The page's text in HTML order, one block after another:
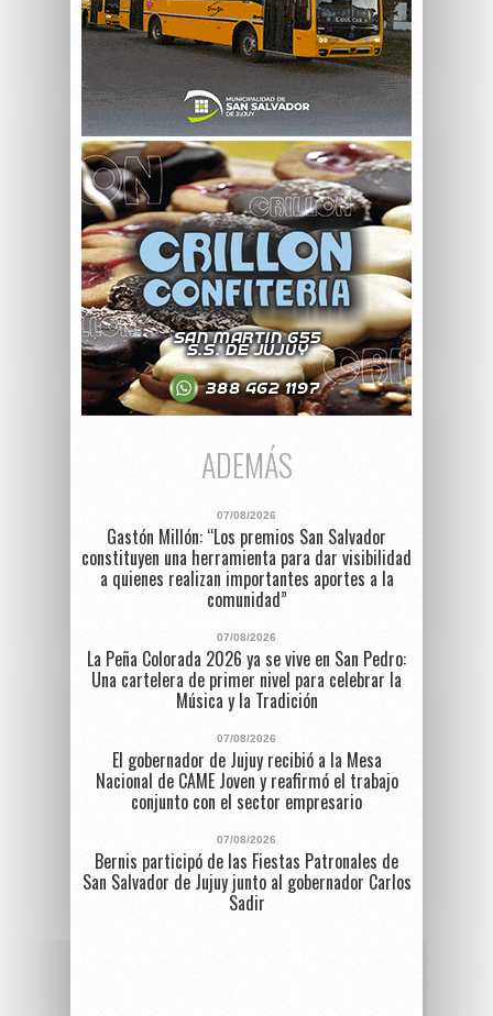
ADEMÁS
07/08/2026
Gastón Millón: “Los premios San Salvador
constituyen una herramienta para dar visibilidad
a quienes realizan importantes aportes a la
comunidad”
07/08/2026
La Peña Colorada 2026 ya se vive en San Pedro:
Una cartelera de primer nivel para celebrar la
Música y la Tradición
07/08/2026
El gobernador de Jujuy recibió a la Mesa
Nacional de CAME Joven y reafirmó el trabajo
conjunto con el sector empresario
07/08/2026
Bernis participó de las Fiestas Patronales de
San Salvador de Jujuy junto al gobernador Carlos
Sadir